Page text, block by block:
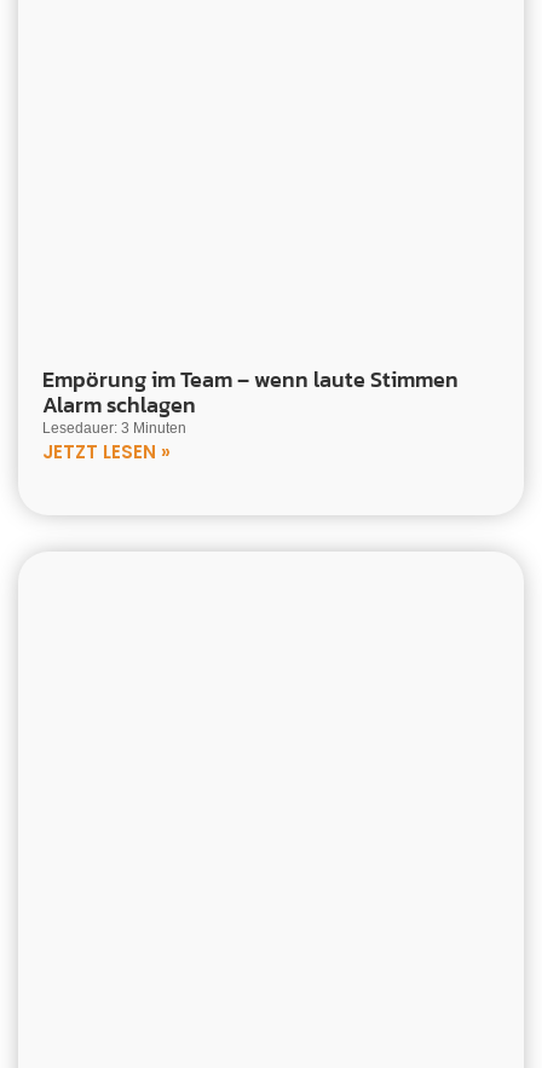
Empörung im Team – wenn laute Stimmen
Alarm schlagen
Lesedauer: 3 Minuten
JETZT LESEN »